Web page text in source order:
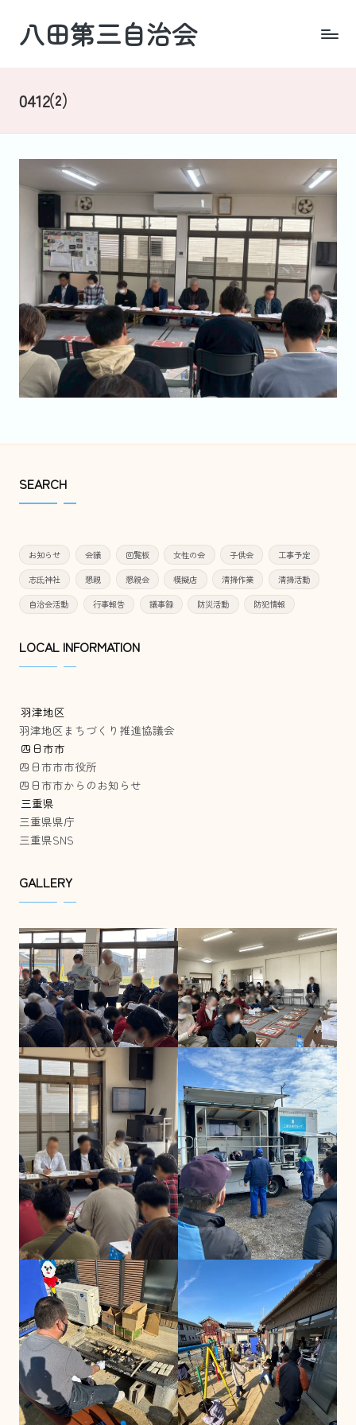
八田第三自治会
市・
津
0412⑵
SEARCH
お知らせ 会議 回覧板 女性の会 子供会 工事予定
志氐神社 懇親 懇親会 模擬店 清掃作業 清掃活動
自治会活動 行事報告 議事録 防災活動 防犯情報
LOCAL INFORMATION
羽津地区
羽津地区まちづくり推進協議会
四日市市
四日市市市役所
四日市市からのお知らせ
三重県
三重県県庁
三重県SNS
GALLERY